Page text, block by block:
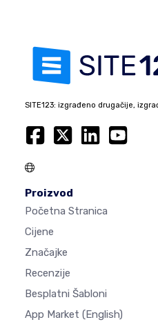
SITE123: izgrađeno drugačije,
Proizvod
Početna Stranica
Cijene
Značajke
Recenzije
Besplatni Šabloni
App Market (English)